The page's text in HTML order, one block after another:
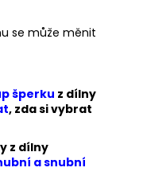
se může měnit
šperku z dílny
, zda si vybrat
z dílny
a snubní